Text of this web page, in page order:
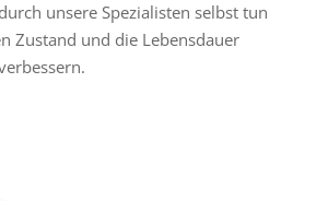
unsere Spezialisten selbst tun
Zustand und die Lebensdauer